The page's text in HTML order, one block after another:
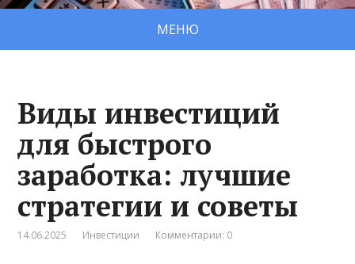
МЕНЮ
Виды инвестиций
для быстрого
заработка: лучшие
стратегии и советы
14.06.2025 Инвестиции Комментарии: 0